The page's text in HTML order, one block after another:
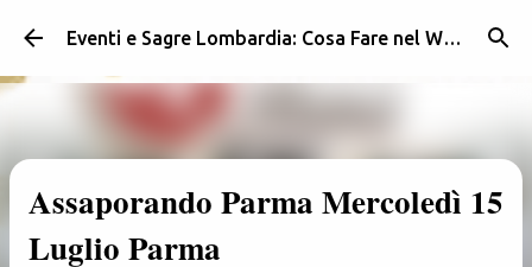
Passa ai contenuti principali Eventi e Sagre Lombardia: Cosa Fare nel Weekend | Weekendidea
Assaporando Parma Mercoledì 15
Luglio Parma